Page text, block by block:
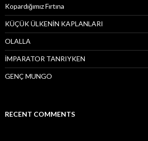
o
r
:
Kopardığımız Fırtına
KÜÇÜK ÜLKENİN KAPLANLARI
OLALLA
İMPARATOR TANRIYKEN
GENÇ MUNGO
RECENT COMMENTS